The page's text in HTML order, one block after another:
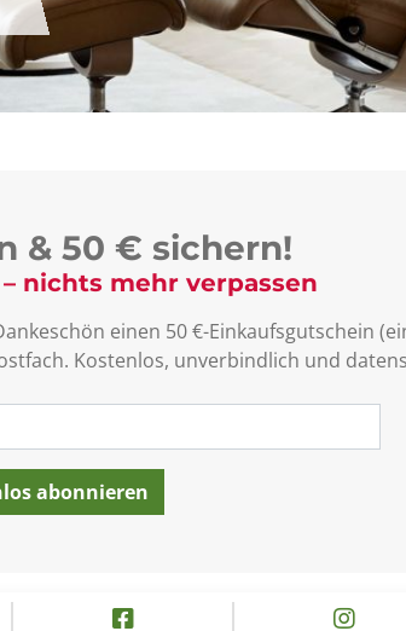
& 50 € sichern!
nichts mehr verpassen
einen 50 €-Einkaufsgutschein
Kostenlos, unverbindlich und